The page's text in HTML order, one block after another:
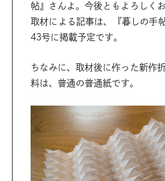
帖』さんよ。今後ともよろしく
取材による記事は、『暮しの手
43号に掲載予定です。
ちなみに、取材後に作った新作
料は、普通の普通紙です。